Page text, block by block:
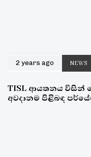
2 years ago NEWS
TISL ආයතනය විසින්
අවදානම පිළිබඳ